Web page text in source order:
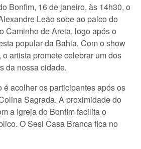
Bonfim, 16 de janeiro, às 14h30, o
Leão sobe ao palco do
Caminho de Areia, logo após o
popular da Bahia. Com o show
artista promete celebrar um dos
da nossa cidade.
é acolher os participantes após os
Sagrada. A proximidade do
a Igreja do Bonfim facilita o
O Sesi Casa Branca fica no